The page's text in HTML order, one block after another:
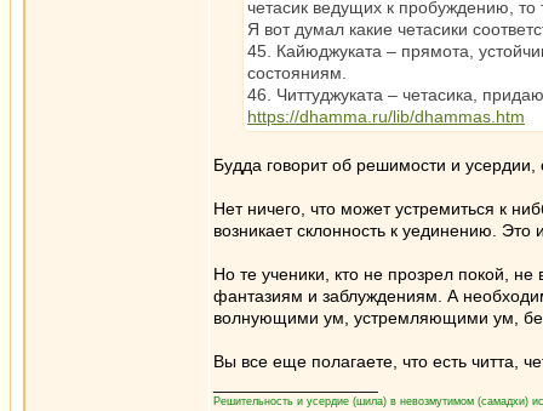
четасик ведущих к пробуждению, то
Я вот думал какие четасики
45. Кайюджуката – прямота,
состояниям.
46. Читтуджуката – четасика,
https://dhamma.ru/lib/dhammas.htm
Будда говорит об решимости и усердии,
Нет ничего, что может устремиться к
возникает склонность к уединению.
Но те ученики, кто не прозрел покой,
фантазиям и заблуждениям. А
волнующими ум, устремляющими ум,
Вы все еще полагаете, что есть читта,
Решительность и усердие (шила) в невозмутимом (самадхи)